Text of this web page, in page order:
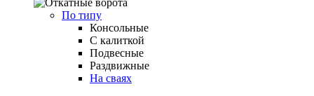
По типу
Консольные
С калиткой
Подвесные
Раздвижные
На сваях